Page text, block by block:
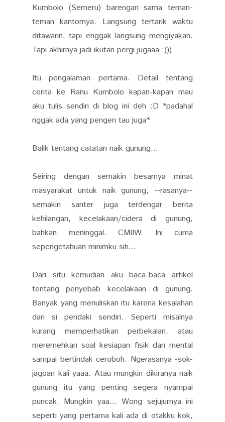
Kumbolo (Semeru) barengan sama teman-
teman kantornya. Langsung tertarik waktu
ditawarin, tapi enggak langsung mengiyakan.
Tapi akhirnya jadi ikutan pergi jugaaa :)))
Itu pengalaman pertama. Detail tentang
cerita ke Ranu Kumbolo kapan-kapan mau
aku tulis sendiri di blog ini deh :D *padahal
nggak ada yang pengen tau juga*
Balik tentang catatan naik gunung...
Seiring dengan semakin besarnya minat
masyarakat untuk naik gunung, --rasanya--
semakin santer juga terdengar berita
kehilangan, kecelakaan/cidera di gunung,
bahkan meninggal. CMIIW. Ini cuma
sepengetahuan minimku sih...
Dari situ kemudian aku baca-baca artikel
tentang penyebab kecelakaan di gunung.
Banyak yang menuliskan itu karena kesalahan
dari si pendaki sendiri. Seperti misalnya
kurang memperhatikan perbekalan, atau
meremehkan soal kesiapan fisik dan mental
sampai bertindak ceroboh. Ngerasanya -sok-
jagoan kali yaaa. Atau mungkin dikiranya naik
gunung itu yang penting segera nyampai
puncak. Mungkin yaa... Wong sejujurnya ini
seperti yang pertama kali ada di otakku kok,